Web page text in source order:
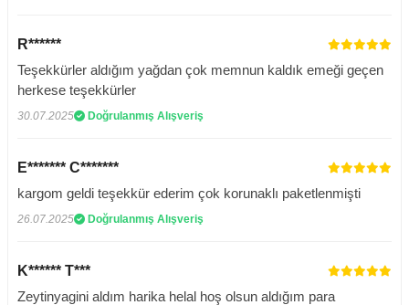
R******
Teşekkürler aldığım yağdan çok memnun kaldık emeği geçen
herkese teşekkürler
30.07.2025 Doğrulanmış Alışveriş
E******* C*******
kargom geldi teşekkür ederim çok korunaklı paketlenmişti
26.07.2025 Doğrulanmış Alışveriş
K****** T***
Zeytinyagini aldım harika helal hoş olsun aldığım para